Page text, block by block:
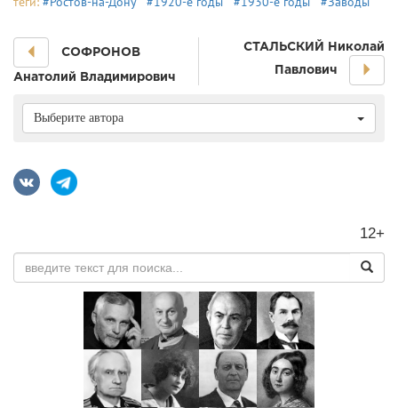
СОФРОНОВ
Анатолий Владимирович
СТАЛЬСКИЙ Николай
Павлович
Выберите автора
12+